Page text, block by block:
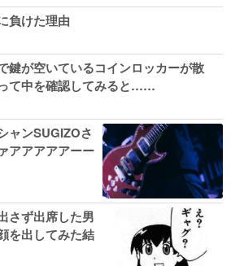
負けた理由
鍵が空いているコインロッカーが散
て中を確認してみると……
ャンSUGIZOさ
アアアアアーー
さず出席した男
を出してみた結